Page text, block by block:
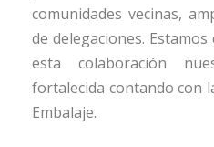
comunidades vecinas,
de delegaciones.
esta colaboración
fortalecida contando con
Embalaje.